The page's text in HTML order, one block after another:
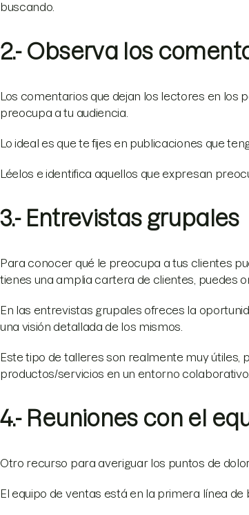
buscando.
2.- Observa los
Los comentarios que dejan los lectores en los
preocupa a tu audiencia.
Lo ideal es que te fijes en publicaciones que
Léelos e identifica aquellos que expresan
3.- Entrevistas grupales
Para conocer qué le preocupa a tus clientes
tienes una amplia cartera de clientes, puedes
En las entrevistas grupales ofreces la
una visión detallada de los mismos.
Este tipo de talleres son realmente muy
productos/servicios en un entorno colaborativo.
4.- Reuniones con el
Otro recurso para averiguar los puntos de
El equipo de ventas está en la primera línea